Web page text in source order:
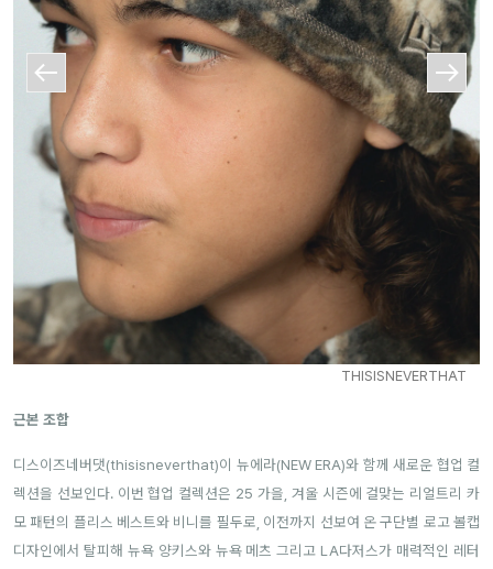
THISISNEVERTHAT
근본 조합
디스이즈네버댓(thisisneverthat)이 뉴에라(NEW ERA)와 함께 새로운 협업 컬
렉션을 선보인다. 이번 협업 컬렉션은 25 가을, 겨울 시즌에 걸맞는 리얼트리 카
모 패턴의 플리스 베스트와 비니를 필두로, 이전까지 선보여 온 구단별 로고 볼캡
디자인에서 탈피해 뉴욕 양키스와 뉴욕 메츠 그리고 LA다저스가 매력적인 레터